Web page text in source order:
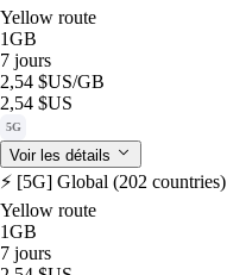
Yellow route
1GB
7 jours
2,54 $US/GB
2,54 $US
5G
Voir les détails
⚡️ [5G] Global (202
Yellow route
1GB
7 jours